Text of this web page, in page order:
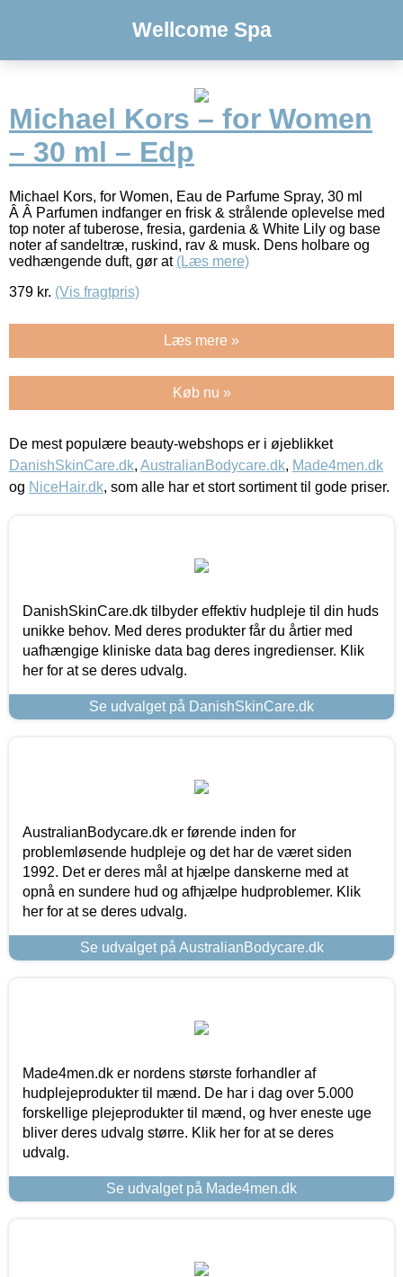
Wellcome Spa
Michael Kors – for Women
– 30 ml – Edp
Michael Kors, for Women, Eau de Parfume Spray, 30 ml
Â Â Parfumen indfanger en frisk & strålende oplevelse med
top noter af tuberose, fresia, gardenia & White Lily og base
noter af sandeltræ, ruskind, rav & musk. Dens holbare og
vedhængende duft, gør at (Læs mere)
379 kr. (Vis fragtpris)
Læs mere »
Køb nu »
De mest populære beauty-webshops er i øjeblikket
DanishSkinCare.dk, AustralianBodycare.dk, Made4men.dk
og NiceHair.dk, som alle har et stort sortiment til gode priser.
DanishSkinCare.dk tilbyder effektiv hudpleje til din huds
unikke behov. Med deres produkter får du årtier med
uafhængige kliniske data bag deres ingredienser. Klik
her for at se deres udvalg.
Se udvalget på DanishSkinCare.dk
AustralianBodycare.dk er førende inden for
problemløsende hudpleje og det har de været siden
1992. Det er deres mål at hjælpe danskerne med at
opnå en sundere hud og afhjælpe hudproblemer. Klik
her for at se deres udvalg.
Se udvalget på AustralianBodycare.dk
Made4men.dk er nordens største forhandler af
hudplejeprodukter til mænd. De har i dag over 5.000
forskellige plejeprodukter til mænd, og hver eneste uge
bliver deres udvalg større. Klik her for at se deres
udvalg.
Se udvalget på Made4men.dk